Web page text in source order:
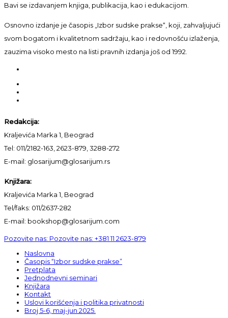
Bavi se izdavanjem knjiga, publikacija, kao i edukacijom.
Osnovno izdanje je časopis „Izbor sudske prakse“, koji, zahvaljujući
svom bogatom i kvalitetnom sadržaju, kao i redovnošću izlaženja,
zauzima visoko mesto na listi pravnih izdanja još od 1992.
Redakcija:
Kraljevića Marka 1, Beograd
Tel: 011/2182-163, 2623-879, 3288-272
E-mail: glosarijum@glosarijum.rs
Knjižara:
Kraljevića Marka 1, Beograd
Tel/faks: 011/2637-282
E-mail: bookshop@glosarijum.com
Pozovite nas: Pozovite nas: +381 11 2623-879
Naslovna
Časopis “Izbor sudske prakse”
Pretplata
Jednodnevni seminari
Knjižara
Kontakt
Uslovi korišćenja i politika privatnosti
Broj 5-6, maj-jun 2025.